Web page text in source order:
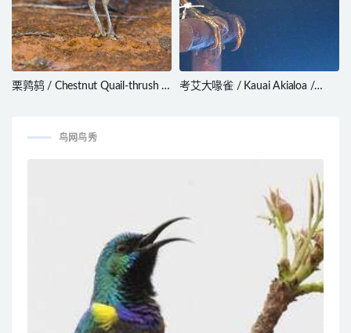
栗鹑鸫 / Chestnut Quail-thrush /
考艾大喙雀 / Kauai Akialoa /
鸟网鸟秀